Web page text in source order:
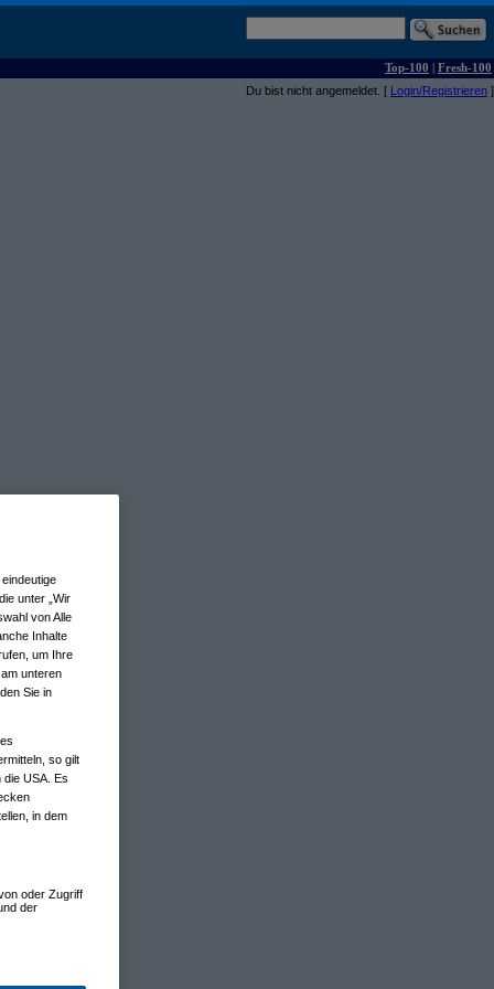
Top-100 | Fresh-100
Du bist nicht angemeldet. [ Login/Registrieren ]
unter „Wir
von Alle
Inhalte
um Ihre
unteren
Sie in
so gilt
die USA. Es
in dem
oder Zugriff
der